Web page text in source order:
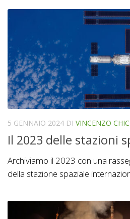
5 GENNAIO 2024 DI VINCENZO
Il 2023 delle stazioni
Archiviamo il 2023 con una
della stazione spaziale